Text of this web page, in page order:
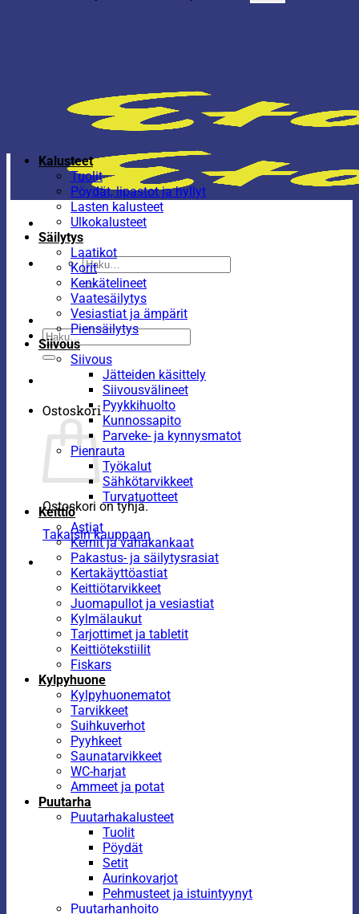
Etsi:
Etsi:
Ostoskori
Ostoskori on tyhjä.
Takaisin kauppaan
Kalusteet
Tuolit
Pöydät, lipastot ja hyllyt
Lasten kalusteet
Ulkokalusteet
Säilytys
Laatikot
Korit
Kenkätelineet
Vaatesäilytys
Vesiastiat ja ämpärit
Piensäilytys
Siivous
Siivous
Jätteiden käsittely
Siivousvälineet
Pyykkihuolto
Kunnossapito
Parveke- ja kynnysmatot
Pienrauta
Työkalut
Sähkötarvikkeet
Turvatuotteet
Keittiö
Astiat
Kernit ja vahakankaat
Pakastus- ja säilytysrasiat
Kertakäyttöastiat
Keittiötarvikkeet
Juomapullot ja vesiastiat
Kylmälaukut
Tarjottimet ja tabletit
Keittiötekstiilit
Fiskars
Kylpyhuone
Kylpyhuonematot
Tarvikkeet
Suihkuverhot
Pyyhkeet
Saunatarvikkeet
WC-harjat
Ammeet ja potat
Puutarha
Puutarhakalusteet
Tuolit
Pöydät
Setit
Aurinkovarjot
Pehmusteet ja istuintyynyt
Puutarhanhoito